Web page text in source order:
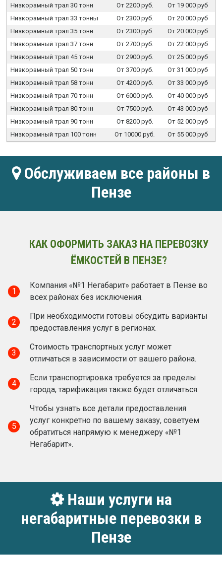
Низкорамный трал 30 тонн От 2200 руб.
От 19 000 руб
Низкорамный трал 33 тонны
От 2300 руб.
От 20 000 руб
Низкорамный трал 35 тонн
От 2300 руб.
От 20 000 руб
Низкорамный трал 37 тонн
От 2700 руб.
От 22 000 руб
Низкорамный трал 45 тонн
От 2900 руб.
От 25 000 руб
Низкорамный трал 50 тонн
От 3700 руб.
От 31 000 руб
Низкорамный трал 58 тонн
От 4200 руб.
От 33 000 руб
Низкорамный трал 70 тонн
От 6000 руб.
От 40 000 руб
Низкорамный трал 80 тонн
От 7500 руб.
От 43 000 руб
Низкорамный трал 90 тонн
От 8200 руб.
От 52 000 руб
Низкорамный трал 100 тонн
От 10000 руб. От 55 000 руб
Обслуживаем все районы в
Пензе
КАК ОФОРМИТЬ ЗАКАЗ НА ПЕРЕВОЗКУ
ЁМКОСТЕЙ В ПЕНЗЕ?
1
Компания «№1 Негабарит» работает в Пензе во
всех районах без исключения.
2
При необходимости готовы обсудить варианты
предоставления услуг в регионах.
3
Стоимость транспортных услуг может
отличаться в зависимости от вашего района.
4
Если транспортировка требуется за пределы
города, тарификация также будет отличаться.
5
Чтобы узнать все детали предоставления
услуг конкретно по вашему заказу, советуем
обратиться напрямую к менеджеру «№1
Негабарит».
Наши услуги на
негабаритные перевозки в
Пензе